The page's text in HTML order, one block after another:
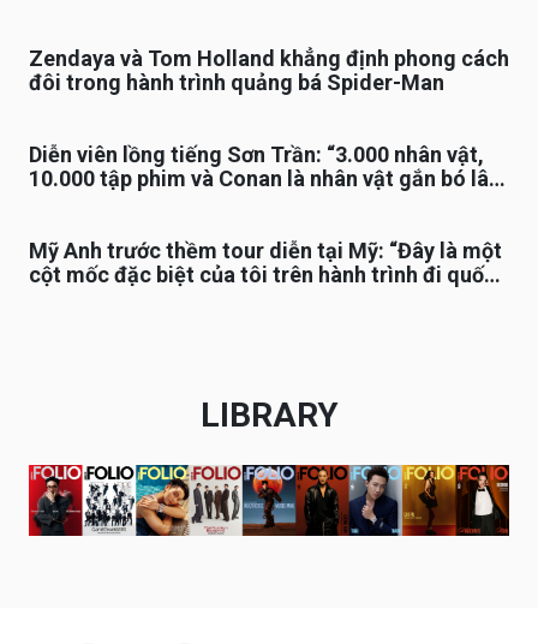
Zendaya và Tom Holland khẳng định phong cách
đôi trong hành trình quảng bá Spider-Man
Diễn viên lồng tiếng Sơn Trần: “3.000 nhân vật,
10.000 tập phim và Conan là nhân vật gắn bó lâu
Mỹ Anh trước thềm tour diễn tại Mỹ: “Đây là một
cột mốc đặc biệt của tôi trên hành trình đi quốc
LIBRARY